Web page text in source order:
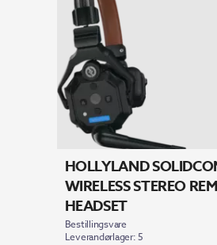
HOLLYLAND
WIRELESS STEREO
HEADSET
Bestillingsvare
Leverandørlager: 5